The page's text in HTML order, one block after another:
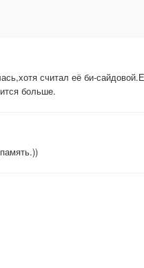
считал её би-
больше.